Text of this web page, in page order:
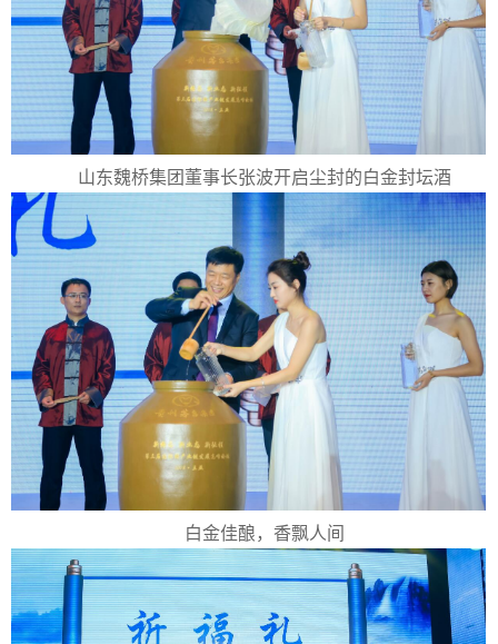
山东魏桥集团董事长张波开启尘封的白金封坛酒
白金佳酿，香飘人间